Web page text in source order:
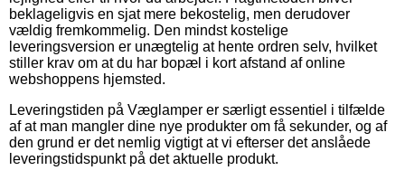
beklageligvis en sjat mere bekostelig, men derudover
vældig fremkommelig. Den mindst kostelige
leveringsversion er unægtelig at hente ordren selv, hvilket
stiller krav om at du har bopæl i kort afstand af online
webshoppens hjemsted.
Leveringstiden på Væglamper er særligt essentiel i tilfælde
af at man mangler dine nye produkter om få sekunder, og af
den grund er det nemlig vigtigt at vi efterser det anslåede
leveringstidspunkt på det aktuelle produkt.